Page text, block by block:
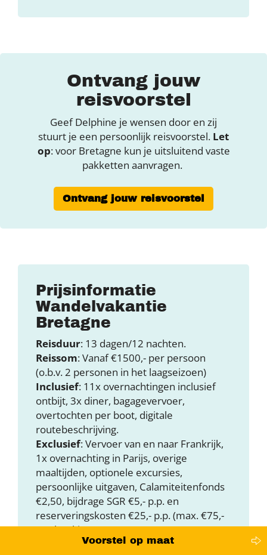
Ontvang jouw
reisvoorstel
Geef Delphine je wensen door en zij
stuurt je een persoonlijk reisvoorstel. Let
op: voor Bretagne kun je uitsluitend vaste
pakketten aanvragen.
Ontvang jouw reisvoorstel
Prijsinformatie
Wandelvakantie
Bretagne
Reisduur: 13 dagen/12 nachten.
Reissom: Vanaf €1500,- per persoon
(o.b.v. 2 personen in het laagseizoen)
Inclusief: 11x overnachtingen inclusief
ontbijt, 3x diner, bagagevervoer,
overtochten per boot, digitale
routebeschrijving.
Exclusief: Vervoer van en naar Frankrijk,
1x overnachting in Parijs, overige
maaltijden, optionele excursies,
persoonlijke uitgaven, Calamiteitenfonds
€2,50, bijdrage SGR €5,- p.p. en
reserveringskosten €25,- p.p. (max. €75,-
per boeking).
Accommodaties: Overnachtingen in een
Voorstel op maat